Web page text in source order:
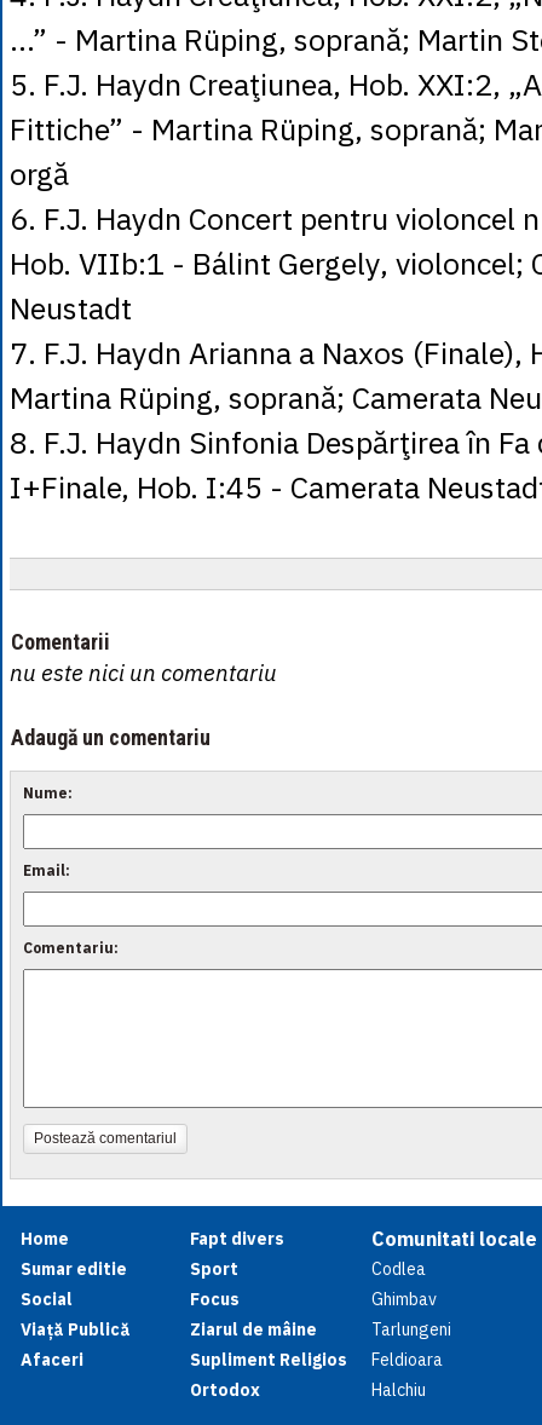
…” - Martina Rüping, soprană; Martin
5. F.J. Haydn Creaţiunea, Hob. XXI:2,
Fittiche” - Martina Rüping, soprană;
orgă
6. F.J. Haydn Concert pentru violoncel
Hob. VIIb:1 - Bálint Gergely, violoncel;
Neustadt
7. F.J. Haydn Arianna a Naxos (Finale),
Martina Rüping, soprană; Camerata
8. F.J. Haydn Sinfonia Despărţirea în
I+Finale, Hob. I:45 - Camerata
Comentarii
nu este nici un comentariu
Adaugă un comentariu
Nume:
Email:
Comentariu:
Postează comentariul
Home
Sumar editie
Social
Viață Publică
Afaceri
Fapt divers
Sport
Focus
Ziarul de mâine
Supliment Religios
Ortodox
Comunitati locale
Codlea
Ghimbav
Tarlungeni
Feldioara
Halchiu